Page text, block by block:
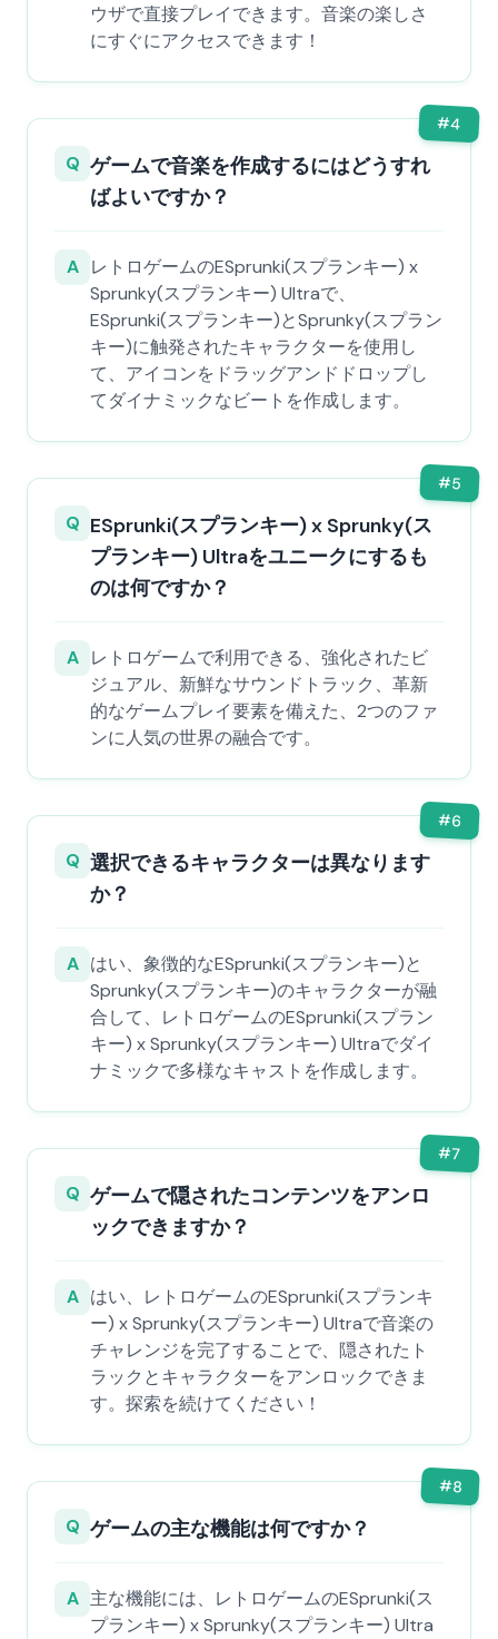
ウザで直接プレイできます。音楽の楽しさ
にすぐにアクセスできます！
#4
Q ゲームで音楽を作成するにはどうすれ
ばよいですか？
A レトロゲームのESprunki(スプランキー) x
Sprunky(スプランキー) Ultraで、
ESprunki(スプランキー)とSprunky(スプラン
キー)に触発されたキャラクターを使用し
て、アイコンをドラッグアンドドロップし
てダイナミックなビートを作成します。
#5
Q ESprunki(スプランキー) x Sprunky(ス
プランキー) Ultraをユニークにするも
のは何ですか？
A レトロゲームで利用できる、強化されたビ
ジュアル、新鮮なサウンドトラック、革新
的なゲームプレイ要素を備えた、2つのファ
ンに人気の世界の融合です。
#6
Q 選択できるキャラクターは異なります
か？
A はい、象徴的なESprunki(スプランキー)と
Sprunky(スプランキー)のキャラクターが融
合して、レトロゲームのESprunki(スプラン
キー) x Sprunky(スプランキー) Ultraでダイ
ナミックで多様なキャストを作成します。
#7
Q ゲームで隠されたコンテンツをアンロ
ックできますか？
A はい、レトロゲームのESprunki(スプランキ
ー) x Sprunky(スプランキー) Ultraで音楽の
チャレンジを完了することで、隠されたト
ラックとキャラクターをアンロックできま
す。探索を続けてください！
#8
Q ゲームの主な機能は何ですか？
A 主な機能には、レトロゲームのESprunki(ス
プランキー) x Sprunky(スプランキー) Ultra